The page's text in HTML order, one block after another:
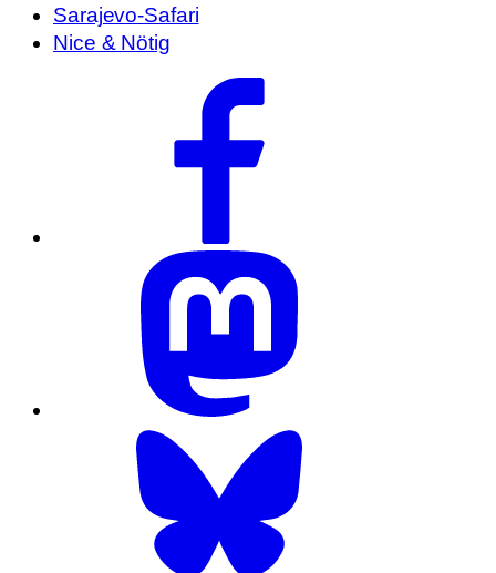
Sarajevo-Safari
Nice & Nötig